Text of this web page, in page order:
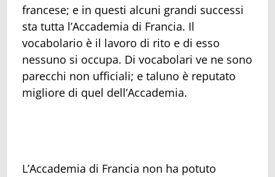
francese; e in questi alcuni grandi successi
sta tutta l’Accademia di Francia. Il
vocabolario è il lavoro di rito e di esso
nessuno si occupa. Di vocabolari ve ne sono
parecchi non ufficiali; e taluno è reputato
migliore di quel dell’Accademia.
L’Accademia di Francia non ha potuto